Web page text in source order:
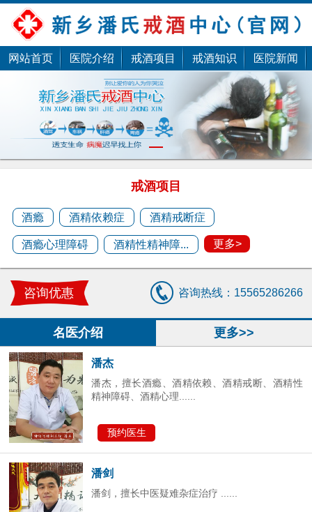
网站首页 医院介绍 戒酒项目 戒酒知识 医院新闻
戒酒项目
酒瘾 酒精依赖症 酒精戒断症
酒瘾心理障碍 酒精性精神障... 更多>
咨询优惠 咨询热线：15565286266
名医介绍 更多>>
潘杰
潘杰，擅长酒瘾、酒精依赖、酒精戒断、酒精性
精神障碍、酒精心理......
预约医生
潘剑
潘杰
潘杰，擅长酒瘾、酒精依赖、酒精戒断、酒精性
精神障碍、酒精心理......
预约医生
潘剑
潘剑，擅长中医疑难杂症治疗 ......